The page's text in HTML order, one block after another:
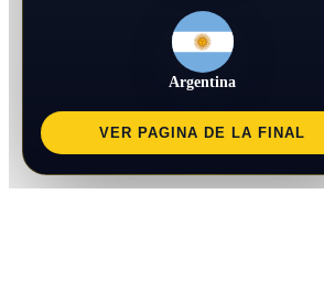
Argentina
VER PAGINA DE LA FINAL